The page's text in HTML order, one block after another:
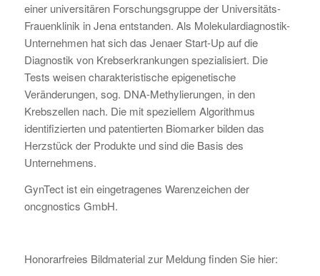
einer universitären Forschungsgruppe der Universitäts-
Frauenklinik in Jena entstanden. Als Molekulardiagnostik-
Unternehmen hat sich das Jenaer Start-Up auf die
Diagnostik von Krebserkrankungen spezialisiert. Die
Tests weisen charakteristische epigenetische
Veränderungen, sog. DNA-Methylierungen, in den
Krebszellen nach. Die mit speziellem Algorithmus
identifizierten und patentierten Biomarker bilden das
Herzstück der Produkte und sind die Basis des
Unternehmens.
GynTect ist ein eingetragenes Warenzeichen der
oncgnostics GmbH.
Honorarfreies Bildmaterial zur Meldung finden Sie hier: